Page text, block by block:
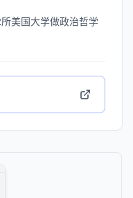
美国大学做政治哲学